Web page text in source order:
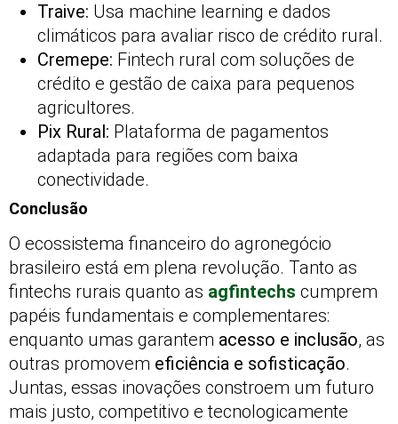
Traive: Usa machine learning e dados
climáticos para avaliar risco de crédito rural.
Cremepe: Fintech rural com soluções de
crédito e gestão de caixa para pequenos
agricultores.
Pix Rural: Plataforma de pagamentos
adaptada para regiões com baixa
conectividade.
Conclusão
O ecossistema financeiro do agronegócio
brasileiro está em plena revolução. Tanto as
fintechs rurais quanto as agfintechs cumprem
papéis fundamentais e complementares:
enquanto umas garantem acesso e inclusão, as
outras promovem eficiência e sofisticação.
Juntas, essas inovações constroem um futuro
mais justo, competitivo e tecnologicamente